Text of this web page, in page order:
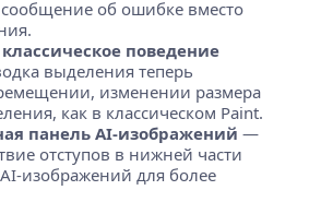
сообщение об ошибке вместо
поведение
выделения теперь
изменении размера
как в классическом Paint.
панель AI-изображений —
отступов в нижней части
изображений для более